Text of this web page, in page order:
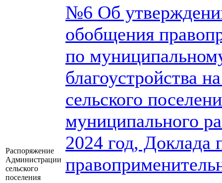
Распоряжение
Администрации
сельского
поселения
№6 Об
обобщения
по
благоустройства
сельского
муниципального
2024 год,